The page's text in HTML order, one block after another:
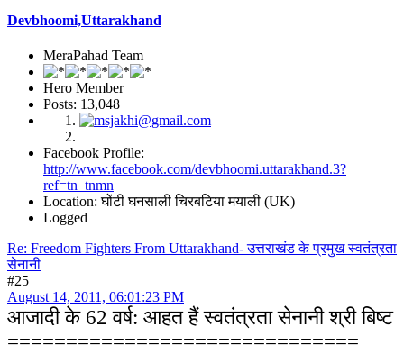
Devbhoomi,Uttarakhand
MeraPahad Team
Hero Member
Posts: 13,048
Facebook Profile:
http://www.facebook.com/devbhoomi.uttarakhand.3?
ref=tn_tnmn
Location: घोंटी घनसाली चिरबटिया मयाली (UK)
Logged
Re: Freedom Fighters From Uttarakhand- उत्तराखंड के प्रमुख स्वतंत्रता
सेनानी
#25
August 14, 2011, 06:01:23 PM
आजादी के 62 वर्ष: आहत हैं स्वतंत्रता सेनानी श्री बिष्ट
==============================